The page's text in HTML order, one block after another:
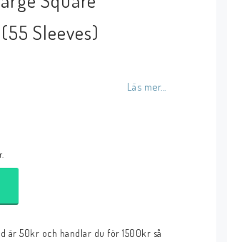
Sleeves)
Läs mer...
är 50kr och handlar du för 1500kr så